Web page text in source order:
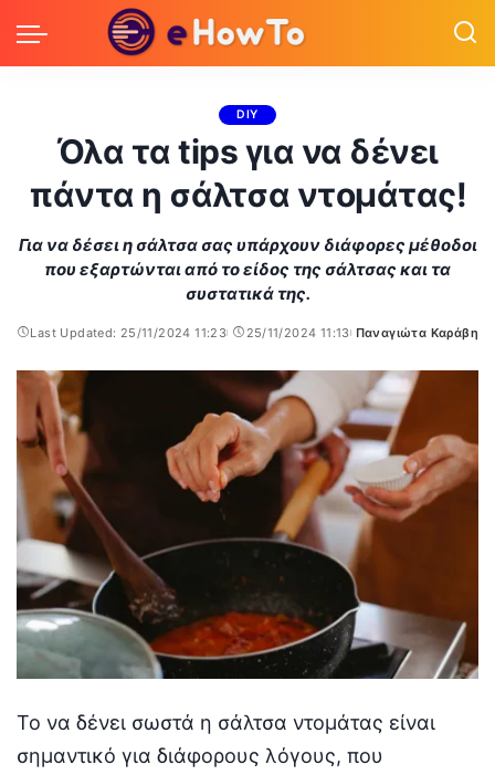
DIY
Όλα τα tips για να δένει
πάντα η σάλτσα ντομάτας!
Για να δέσει η σάλτσα σας υπάρχουν διάφορες μέθοδοι
που εξαρτώνται από το είδος της σάλτσας και τα
συστατικά της.
Last Updated: 25/11/2024 11:23 25/11/2024 11:13
Posted
Παναγιώτα Καράβη
Το να δένει σωστά η σάλτσα ντομάτας είναι
σημαντικό για διάφορους λόγους, που